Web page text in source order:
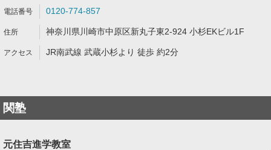
0120-774-857
神奈川県川崎市中原区新丸子東2-924 小杉EKビル1F
JR南武線 武蔵小杉より 徒歩 約2分
関塾
元住吉進学教室